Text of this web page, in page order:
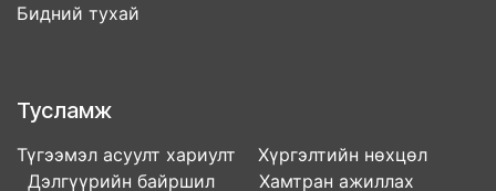
Бидний тухай
Тусламж
Түгээмэл асуулт хариулт Хүргэлтийн нөхцөл
Дэлгүүрийн байршил Хамтран ажиллах